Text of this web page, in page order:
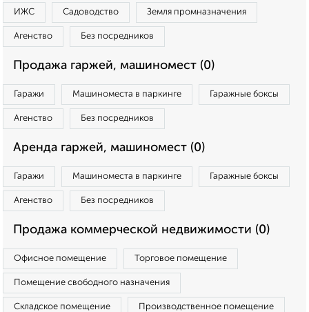
ИЖС Садоводство Земля промназначения
Агенство Без посредников
Продажа гаржей, машиномест (0)
Гаражи Машиноместа в паркинге Гаражные боксы
Агенство Без посредников
Аренда гаржей, машиномест (0)
Гаражи Машиноместа в паркинге Гаражные боксы
Агенство Без посредников
Продажа коммерческой недвижимости (0)
Офисное помещение Торговое помещение
Помещение свободного назначения
Складское помещение Производственное помещение